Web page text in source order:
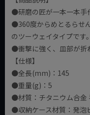
●研磨の匠が一本一本手
●360度からめとるらせ
のツーウェイタイプです。
●衝撃に強く、皿部が折
【仕様】
●全長(mm)：145
●重量(g)：5
●材質：チタニウム合
●収納ケース材質：発泡